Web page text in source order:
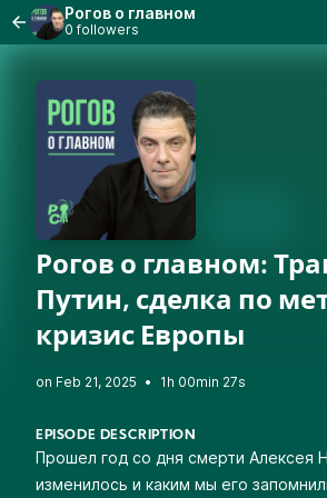
Рогов о главном
0 followers
Рогов о главном:
Путин, сделка по
кризис Европы
• 1h 00min 27s
EPISODE DESCRIPTION
Прошел год со дня смерти Алексея
изменилось и каким мы его